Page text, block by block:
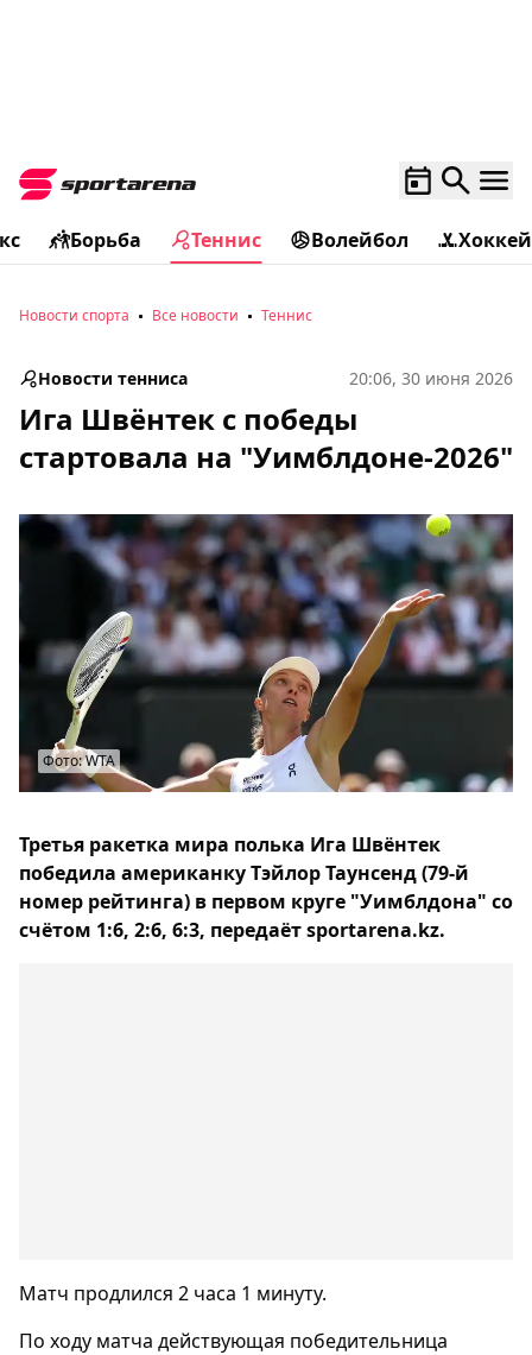
Борьба Теннис Волейбол Хоккей
Новости спорта Все новости Теннис
Новости тенниса 20:06, 30 июня 2026
Ига Швёнтек с победы
стартовала на "Уимблдоне-2026"
Фото: WTA
Третья ракетка мира полька Ига Швёнтек
победила американку Тэйлор Таунсенд (79-й
номер рейтинга) в первом круге "Уимблдона" со
счётом 1:6, 2:6, 6:3, передаёт sportarena.kz.
Матч продлился 2 часа 1 минуту.
По ходу матча действующая победительница